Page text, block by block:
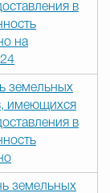
в
на
земельных
имеющихся
в
земельных